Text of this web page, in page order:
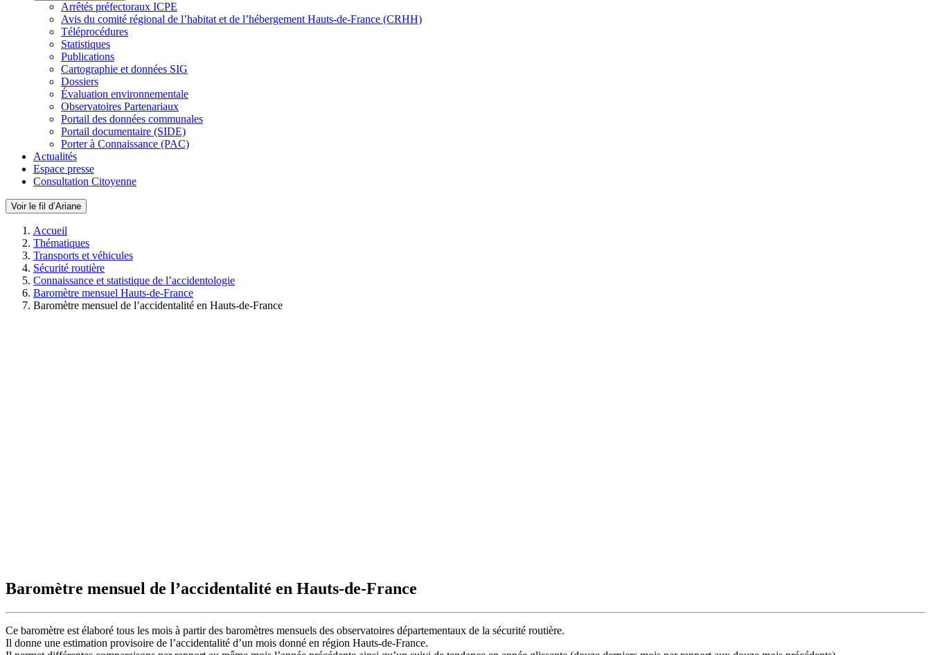
Arrêtés préfectoraux ICPE
Avis du comité régional de l’habitat et de l’hébergement Hauts-de-France (CRHH)
Téléprocédures
Statistiques
Publications
Cartographie et données SIG
Dossiers
Évaluation environnementale
Observatoires Partenariaux
Portail des données communales
Portail documentaire (SIDE)
Porter à Connaissance (PAC)
Actualités
Espace presse
Consultation Citoyenne
Voir le fil d’Ariane
Accueil
Thématiques
Transports et véhicules
Sécurité routière
Connaissance et statistique de l’accidentologie
Baromètre mensuel Hauts-de-France
Baromètre mensuel de l’accidentalité en Hauts-de-France
Baromètre mensuel de l’accidentalité en Hauts-de-France
Ce baromètre est élaboré tous les mois à partir des baromètres mensuels des observatoires départementaux de la sécurité routière.
Il donne une estimation provisoire de l’accidentalité d’un mois donné en région Hauts-de-France.